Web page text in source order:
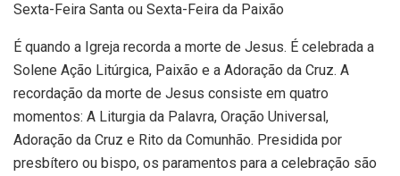
Sexta-Feira Santa ou Sexta-Feira da Paixão
É quando a Igreja recorda a morte de Jesus. É celebrada a
Solene Ação Litúrgica, Paixão e a Adoração da Cruz. A
recordação da morte de Jesus consiste em quatro
momentos: A Liturgia da Palavra, Oração Universal,
Adoração da Cruz e Rito da Comunhão. Presidida por
presbítero ou bispo, os paramentos para a celebração são